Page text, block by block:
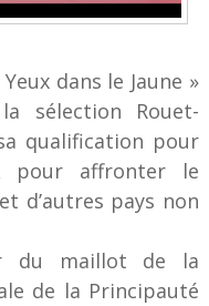
dans le Jaune »
sélection Rouet-
qualification pour
pour affronter le
d’autres pays non
du maillot de la
de la Principauté